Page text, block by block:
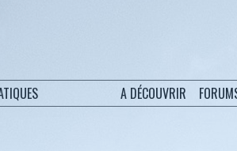
A DÉCOUVRIR